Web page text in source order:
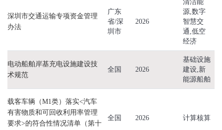
深圳市交通运输专项资金管理
办法
广东
省/深
圳市
2026
清洁能
源,数字
智慧交
通,低空
经济
电动船舶岸基充电设施建设技
术规范
全国 2026
基础设施
建设,新
能源船舶
载客车辆（M1类）落实<汽车
有害物质和可回收利用率管理
要求>的符合性情况清单（第十
全国 2026 计算核算